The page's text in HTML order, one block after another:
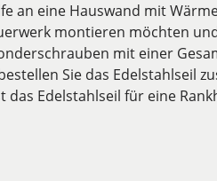
an eine Hauswand mit
montieren möchten
mit einer
Sie das Edelstahlseil
das Edelstahlseil für eine